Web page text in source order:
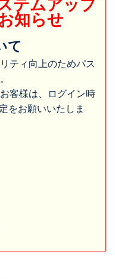
知らせ
て
ティ向上のためパス
客様は、ログイン時
をお願いいたしま